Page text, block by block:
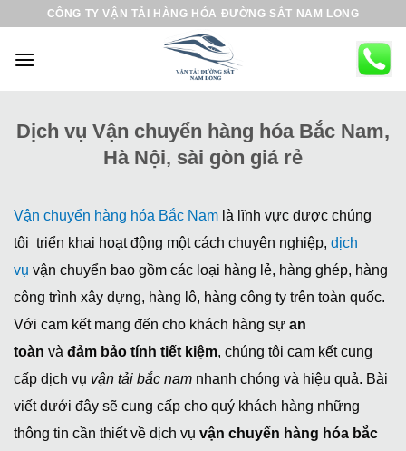
CÔNG TY VẬN TẢI HÀNG HÓA ĐƯỜNG SẮT NAM LONG
Dịch vụ Vận chuyển hàng hóa Bắc Nam,
Hà Nội, sài gòn giá rẻ
Vận chuyển hàng hóa Bắc Nam là lĩnh vực được chúng
tôi triển khai hoạt động một cách chuyên nghiệp, dịch
vụ vận chuyển bao gồm các loại hàng lẻ, hàng ghép, hàng
công trình xây dựng, hàng lô, hàng công ty trên toàn quốc.
Với cam kết mang đến cho khách hàng sự an
toàn và đảm bảo tính tiết kiệm, chúng tôi cam kết cung
cấp dịch vụ vận tải bắc nam nhanh chóng và hiệu quả. Bài
viết dưới đây sẽ cung cấp cho quý khách hàng những
thông tin cần thiết về dịch vụ vận chuyển hàng hóa bắc